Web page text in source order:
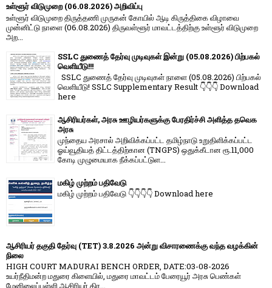
உள்ளூர் விடுமுறை (06.08.2026) அறிவிப்பு
உள்ளூர் விடுமுறை திருத்தணி முருகன் கோயில் ஆடி கிருத்திகை விழாவை
முன்னிட்டு நாளை (06.08.2026) திருவள்ளூர் மாவட்டத்திற்கு உள்ளூர் விடுமுறை
அற...
SSLC துணைத் தேர்வு முடிவுகள் இன்று (05.08.2026) பிற்பகல்
வெளியீடு!!!
SSLC துணைத் தேர்வு முடிவுகள் நாளை (05.08.2026) பிற்பகல்
வெளியீடு! SSLC Supplementary Result 👇👇👇 Download
here
ஆசிரியர்கள், அரசு ஊழியர்களுக்கு பேரதிர்ச்சி அளித்த தவெக
அரசு
முந்தைய அரசால் அறிவிக்கப்பட்ட தமிழ்நாடு உறுதிளிக்கப்பட்ட
ஓய்வூதியத் திட்டத்திற்கான (TNGPS) ஒதுக்கீடான ரூ.11,000
கோடி முழுமையாக நீக்கப்பட்டுள...
மகிழ் முற்றம் பதிவேடு
மகிழ் முற்றம் பதிவேடு 👇👇👇👇 Download here
ஆசிரியர் தகுதி தேர்வு (TET) 3.8.2026 அன்று விசாரணைக்கு வந்த வழக்கின்
நிலை
HIGH COURT MADURAI BENCH ORDER, DATE:03-08-2026
உயர்நீதிமன்ற மதுரை கிளையில், மதுரை மாவட்டம் பேரையூர் அரசு பெண்கள்